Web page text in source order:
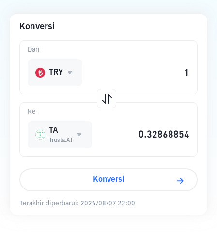
Konversi
Ke
TA
Trusta.AI
Dari
TRY
Konversi
Terakhir diperbarui: 2026/08/07 22:00